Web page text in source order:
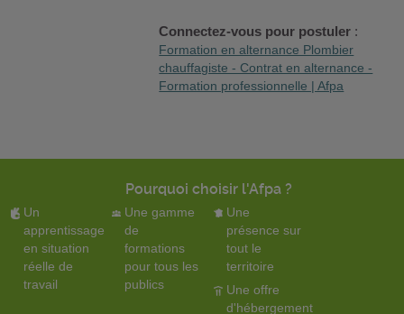
Connectez-vous pour postuler :
Formation en alternance Plombier
chauffagiste - Contrat en alternance -
Formation professionnelle | Afpa
Pourquoi choisir l'Afpa ?
Un
apprentissage
en situation
réelle de
travail
Une gamme
de
formations
pour tous les
publics
Une
présence sur
tout le
territoire
Une offre
d'hébergement